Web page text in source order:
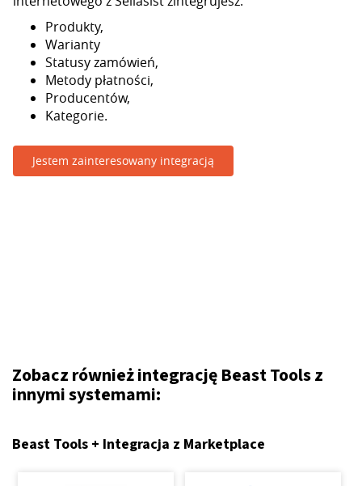
Produkty,
Warianty
Statusy zamówień,
Metody płatności,
Producentów,
Kategorie.
Jestem zainteresowany integracją
Zobacz również integrację Beast Tools z
innymi systemami:
Beast Tools + Integracja z Marketplace